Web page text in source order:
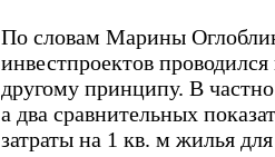
По словам Марины
инвестпроектов
другому принципу. В
а два сравнительных
затраты на 1 кв. м жилья